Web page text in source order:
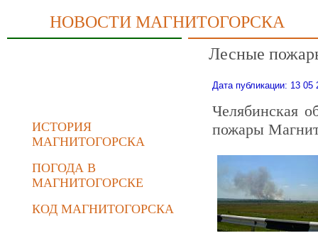
НОВОСТИ МАГНИТОГОРСКА
Лесные
ИСТОРИЯ
МАГНИТОГОРСКА
ПОГОДА В
МАГНИТОГОРСКЕ
КОД МАГНИТОГОРСКА
Дата публикации: 13 05
Челябинская
пожары